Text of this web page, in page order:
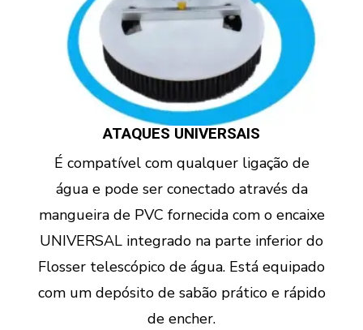
ATAQUES UNIVERSAIS
É compatível com qualquer ligação de
água e pode ser conectado através da
mangueira de PVC fornecida com o encaixe
UNIVERSAL integrado na parte inferior do
Flosser telescópico de água. Está equipado
com um depósito de sabão prático e rápido
de encher.